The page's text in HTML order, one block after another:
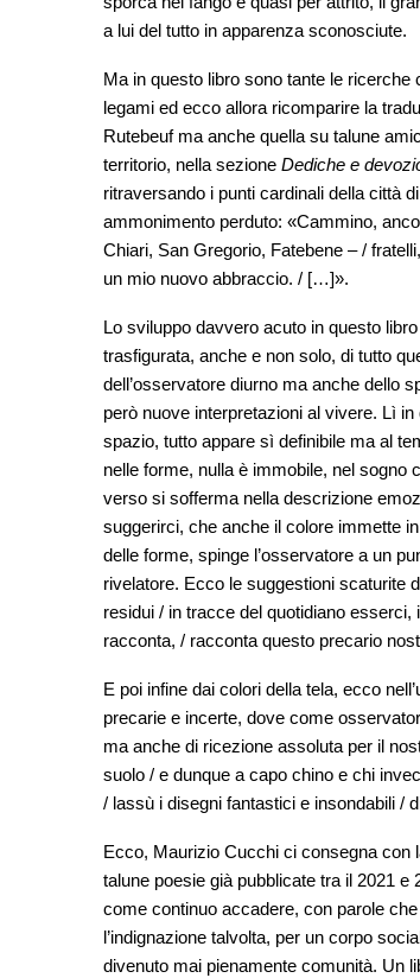
a lui del tutto in apparenza sconosciute.
Ma in questo libro sono tante le
legami ed ecco allora ricomparire la
Rutebeuf ma anche quella su talune
territorio, nella sezione Dediche e
ritraversando i punti cardinali della città
ammonimento perduto: «Cammino,
Chiari, San Gregorio, Fatebene – /
un mio nuovo abbraccio. / […]».
Lo sviluppo davvero acuto in questo
trasfigurata, anche e non solo, di tutto
dell’osservatore diurno ma anche dello
però nuove interpretazioni al vivere. Lì
spazio, tutto appare sì definibile ma al
nelle forme, nulla è immobile, nel sogno
verso si sofferma nella descrizione
suggerirci, che anche il colore immette
delle forme, spinge l’osservatore a un
rivelatore. Ecco le suggestioni scaturite
residui / in tracce del quotidiano
racconta, / racconta questo precario
E poi infine dai colori della tela, ecco
precarie e incerte, dove come
ma anche di ricezione assoluta per il
suolo / e dunque a capo chino e chi
/ lassù i disegni fantastici e insondabili
Ecco, Maurizio Cucchi ci consegna con
talune poesie già pubblicate tra il 2021 e
come continuo accadere, con parole
l’indignazione talvolta, per un corpo
divenuto mai pienamente comunità. Un